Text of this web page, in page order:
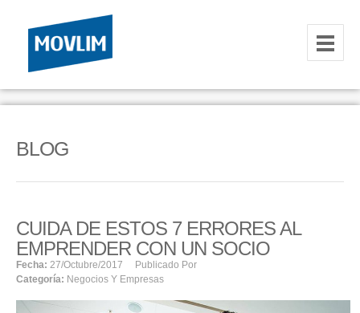
INICIO
HOSTING
HOSTING
RESELLER
SERVIDORES VPS
BLOG
CUIDA DE ESTOS 7 ERRORES AL
EMPRENDER CON UN SOCIO
Fecha: 27/octubre/2017
Publicado Por
Categoría: Negocios Y Empresas